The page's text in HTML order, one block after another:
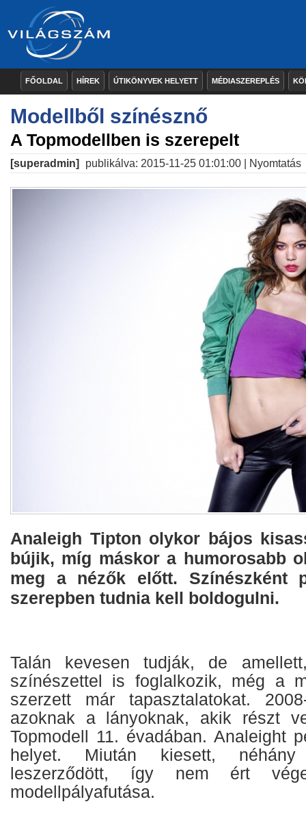
FŐOLDAL HÍREK ÚTIKÖNYVEK HELYETT MÉDIASZEREPLÉS
Modellből színésznő
A Topmodellben is szerepelt
[superadmin] publikálva: 2015-11-25 01:01:00 | Nyomtatás
Analeigh Tipton olykor bájos
bújik, míg máskor a humorosabb
meg a nézők előtt. Színészként
szerepben tudnia kell boldogulni.
Talán kevesen tudják, de
színészettel is foglalkozik, még a
szerzett már tapasztalatokat.
azoknak a lányoknak, akik részt
Topmodell 11. évadában. Analeight
helyet. Miután kiesett,
leszerződött, így nem ért
modellpályafutása.